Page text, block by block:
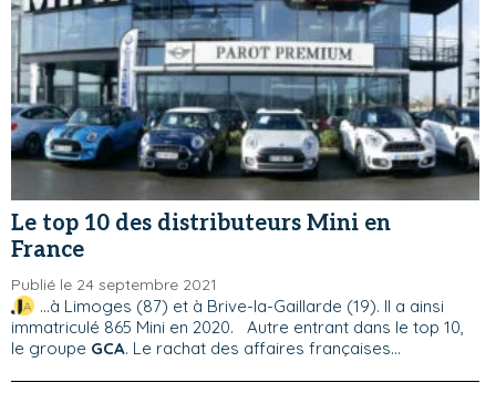
Le top 10 des distributeurs Mini en
France
Publié le 24 septembre 2021
...à Limoges (87) et à Brive-la-Gaillarde (19). Il a ainsi
immatriculé 865 Mini en 2020. Autre entrant dans le top 10,
le groupe GCA. Le rachat des affaires françaises...